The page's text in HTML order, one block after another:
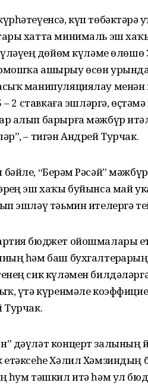
күп
хатта минималь эш
дөйөм күләме
ашырыу өсөн
манипуляциялау
– 2 ставкаға эшләргә,
алып барырға мәжбүр
– тигән Андрей Турчак.
“Берҙәм Рәсәй”
эш хаҡы буйынса май
эшләү тәьмин ителергә
бюджет ойошмалары
һәм баш
сик күләмен
үтә күренмәле
Турчак.
дәүләт концерт залының
Хәлил Хәмзиндың
һум тәшкил итә һәм ул